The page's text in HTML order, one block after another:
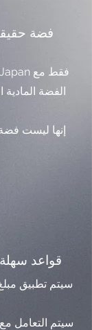
فضة
الفضة المادية
إنها ليست فضة
قواعد
سيتم تطبيق
سيتم التعامل